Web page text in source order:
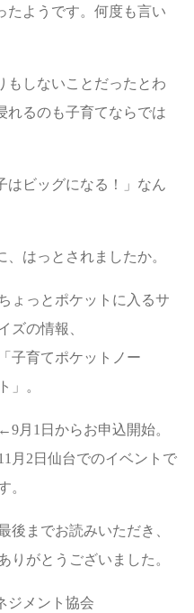
たようです。何度も言い
もしないことだったとわ
れるのも子育てならでは
はビッグになる！」なん
はっとされましたか。
ょっとポケットに入るサ
ズの情報、
「子育てポケットノー
ト」。
←9月1日からお申込開始。
月2日仙台でのイベントで
。
後までお読みいただき、
りがとうございました。
ジメント協会